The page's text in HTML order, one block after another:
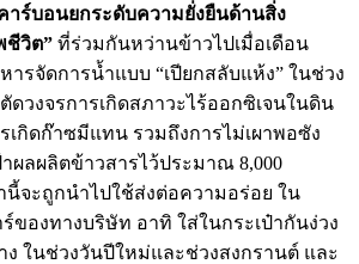
าร์บอนยกระดับความยั่งยืนด้านสิ่ง
วิต” ที่ร่วมกันหว่านข้าวไปเมื่อเดือน
ารจัดการน้ำแบบ “เปียกสลับแห้ง” ในช่วง
ดวงจรการเกิดสภาวะไร้ออกซิเจนในดิน
เกิดก๊าซมีแทน รวมถึงการไม่เผาพอซัง
ผลผลิตข้าวสารไว้ประมาณ 8,000
นี้จะถูกนำไปใช้ส่งต่อความอร่อย ใน
ของทางบริษัท อาทิ ใส่ในกระเป๋ากันง่วง
ในช่วงวันปีใหม่และช่วงสงกรานต์ และ